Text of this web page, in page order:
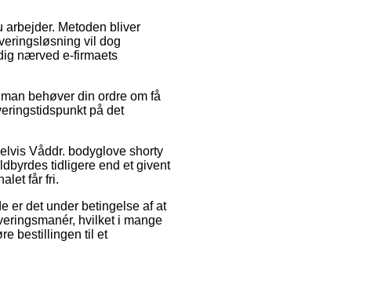
arbejder. Metoden bliver
vil dog
nærved e-firmaets
behøver din ordre om få
på det
Våddr. bodyglove shorty
tidligere end et givent
får fri.
er det under betingelse af at
hvilket i mange
bestillingen til et